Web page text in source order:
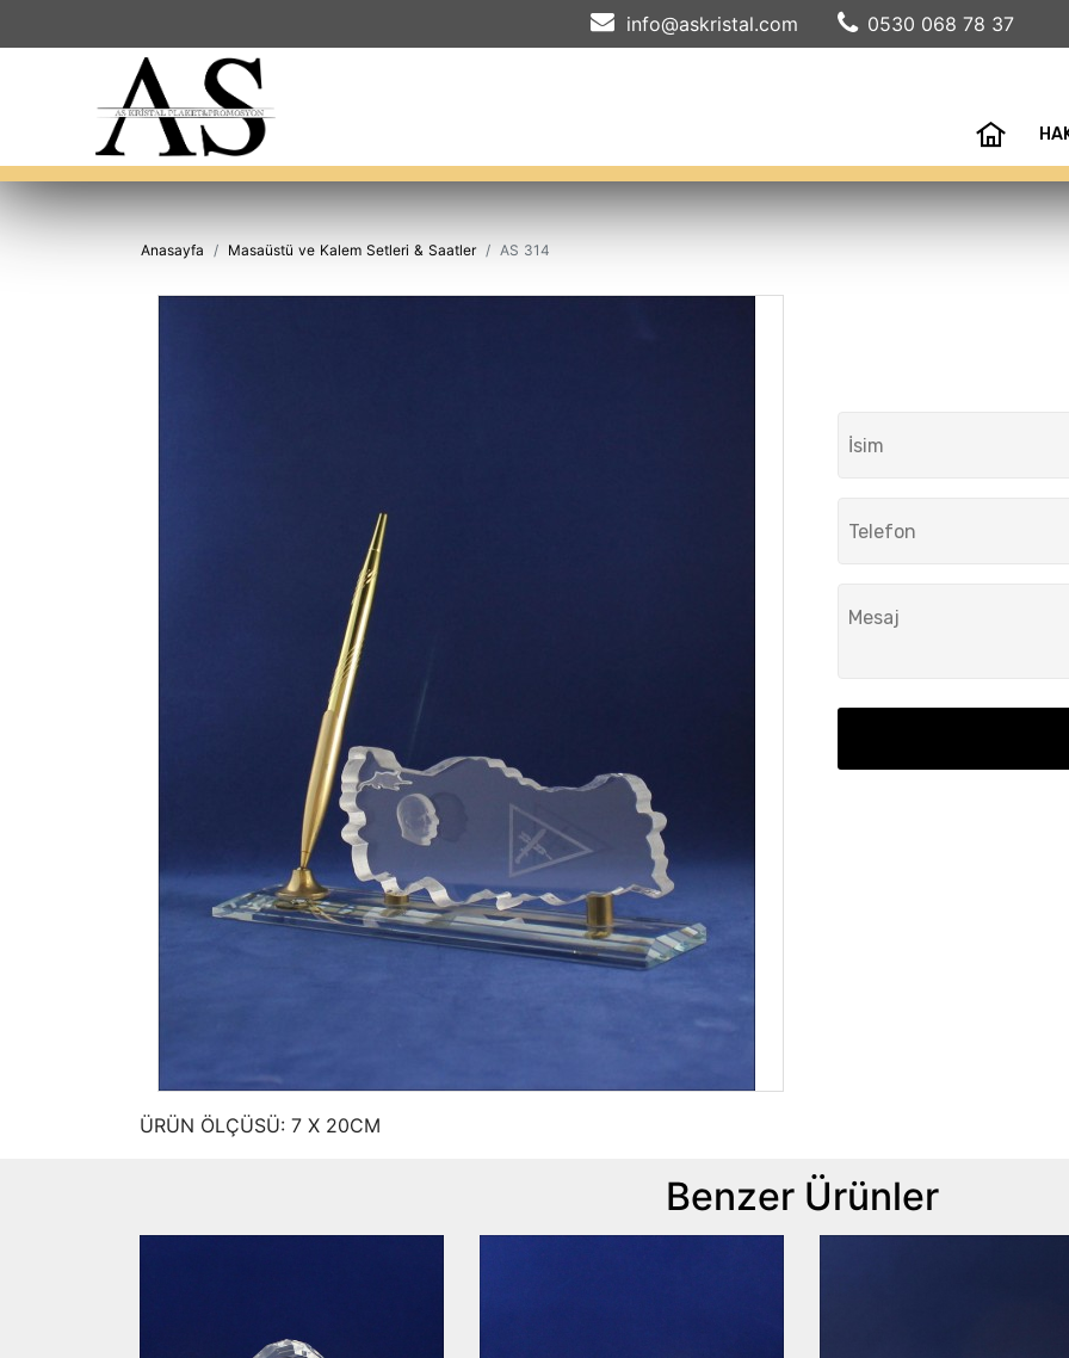
info@askristal.com 0530 068 78 37
Anasayfa Masaüstü ve Kalem Setleri & Saatler AS 314
ÜRÜN ÖLÇÜSÜ: 7 X 20CM
Benzer Ürünler